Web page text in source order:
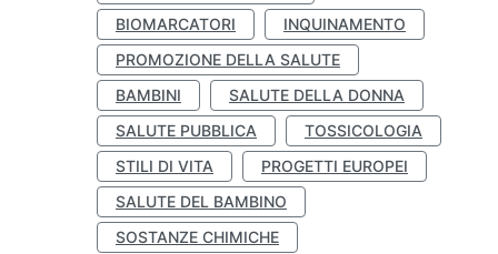
BIOMARCATORI
INQUINAMENTO
PROMOZIONE DELLA SALUTE
BAMBINI
SALUTE DELLA DONNA
SALUTE PUBBLICA
TOSSICOLOGIA
STILI DI VITA
PROGETTI EUROPEI
SALUTE DEL BAMBINO
SOSTANZE CHIMICHE